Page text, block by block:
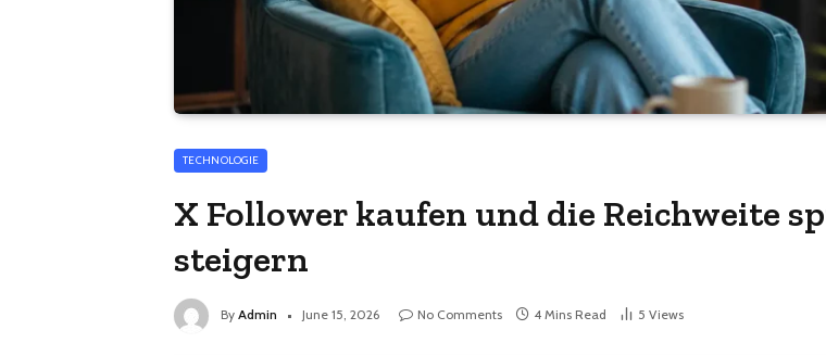
TECHNOLOGIE
X Follower kaufen und die Reichweite
steigern
By Admin June 15, 2026 No Comments 4 Mins Read 5 Views